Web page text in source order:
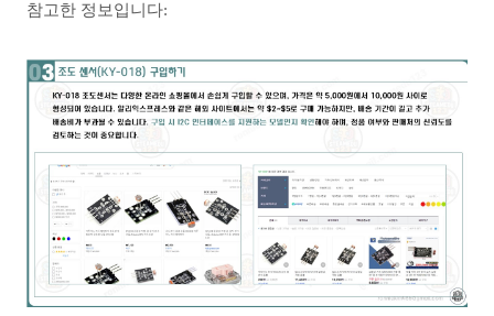
참고한 정보입니다: